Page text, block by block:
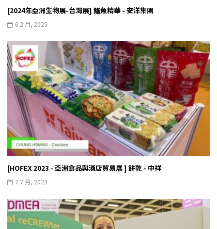
[2024年亞洲生物展-台灣展] 鱸魚精華 - 安洋集團
6 2 月, 2025
[HOFEX 2023 - 亞洲食品與酒店貿易展 ] 餅乾 - 中祥
7 7 月, 2023